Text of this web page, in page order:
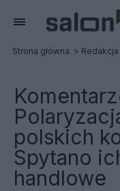
Strona główna Redakcja
polskich
Spytano
handlowe